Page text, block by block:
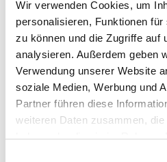
Wir verwenden Cookies, um
personalisieren, Funktionen
zu können und die Zugriffe auf
analysieren. Außerdem geben
Verwendung unserer Website
soziale Medien, Werbung und
Partner führen diese
weiteren Daten zusammen,
haben oder die sie im Rahmen
100 % hochwertiges
wasserabweisend
Abmessungen
Maße (BxHxT in cm): 48 x 29 x
Volumen in Liter: 22